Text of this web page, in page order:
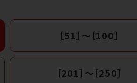
［51］〜［100］
［201］〜［250］